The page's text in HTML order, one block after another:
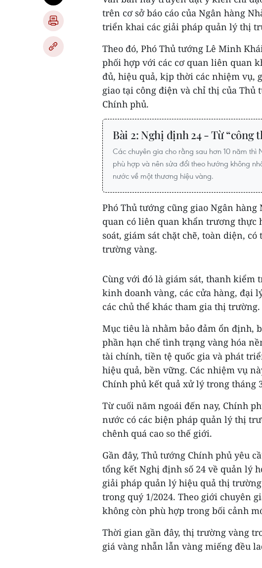
trên cơ sở báo cáo của Ngân hàng
triển khai các giải pháp quản lý thị
Theo đó, Phó Thủ tướng Lê Minh
phối hợp với các cơ quan liên quan
đủ, hiệu quả, kịp thời các nhiệm vụ,
giao tại công điện và chỉ thị của Thủ
Chính phủ.
Bài 2: Nghị định 24 - Từ “công
Các chuyên gia cho rằng sau hơn 10 năm thì
phù hợp và nên sửa đổi theo hướng không
nước về một thương hiệu vàng.
Phó Thủ tướng cũng giao Ngân
quan có liên quan khẩn trương thực
soát, giám sát chặt chẽ, toàn diện,
trường vàng.
Cùng với đó là giám sát, thanh kiểm
kinh doanh vàng, các cửa hàng, đại
các chủ thể khác tham gia thị trường.
Mục tiêu là nhằm bảo đảm ổn định,
phần hạn chế tình trạng vàng hóa
tài chính, tiền tệ quốc gia và phát
hiệu quả, bền vững. Các nhiệm vụ
Chính phủ kết quả xử lý trong tháng
Từ cuối năm ngoái đến nay, Chính
nước có các biện pháp quản lý thị
chênh quá cao so thế giới.
Gần đây, Thủ tướng Chính phủ yêu
tổng kết Nghị định số 24 về quản lý
giải pháp quản lý hiệu quả thị
trong quý 1/2024. Theo giới chuyên
không còn phù hợp trong bối cảnh
Thời gian gần đây, thị trường vàng
giá vàng nhẫn lẫn vàng miếng đều